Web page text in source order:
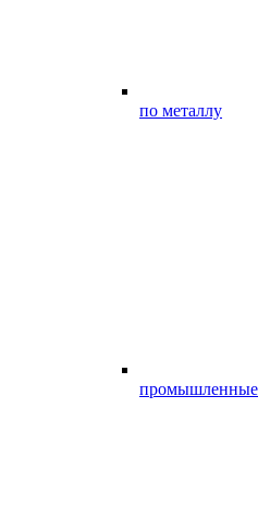
по металлу
промышленные